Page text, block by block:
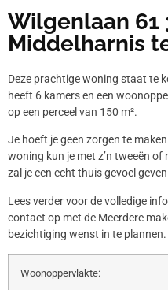
Wilgenlaan 61
Middelharnis
Deze prachtige woning staat te
heeft 6 kamers en een
op een perceel van 150 m².
Je hoeft je geen zorgen te
woning kun je met z’n tweeën
zal je een echt thuis gevoel
Lees verder voor de volledige
contact op met de Meerdere
bezichtiging wenst in te plannen.
Woonoppervlakte: